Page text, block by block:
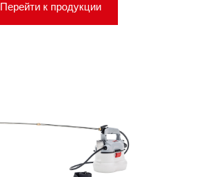
Перейти к продукции